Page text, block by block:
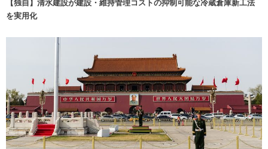
【独自】清水建設が建設・維持管理コストの抑制可能な冷蔵倉庫新工法
を実用化